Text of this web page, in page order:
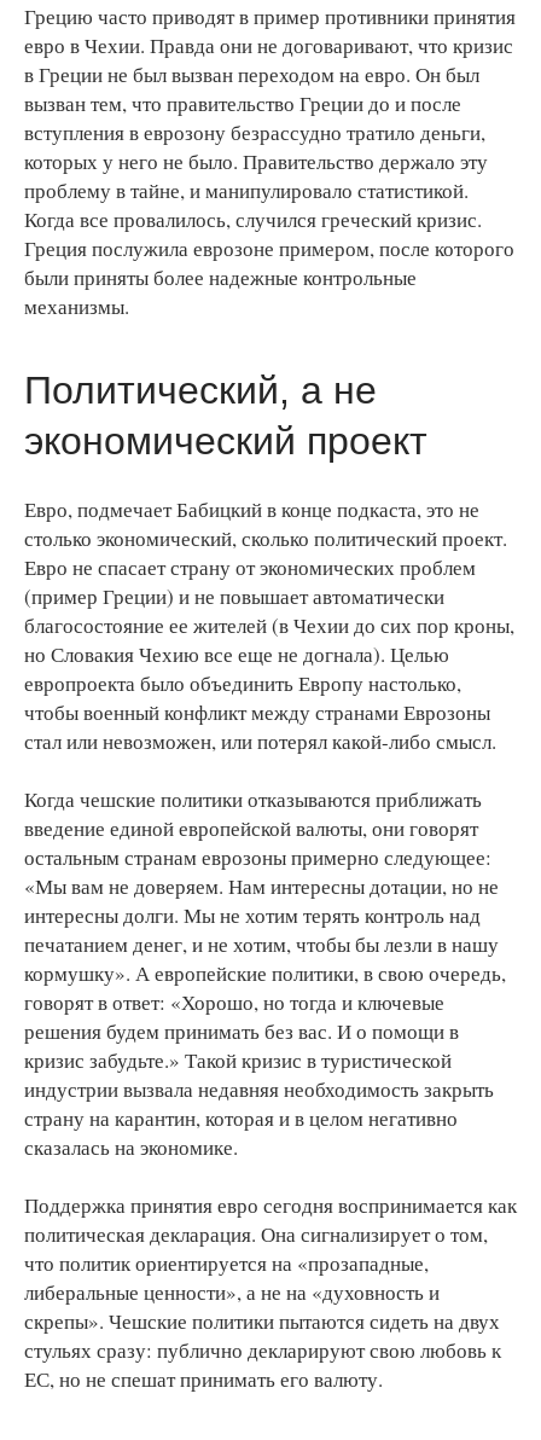
Грецию часто приводят в пример противники принятия
евро в Чехии. Правда они не договаривают, что кризис
в Греции не был вызван переходом на евро. Он был
вызван тем, что правительство Греции до и после
вступления в еврозону безрассудно тратило деньги,
которых у него не было. Правительство держало эту
проблему в тайне, и манипулировало статистикой.
Когда все провалилось, случился греческий кризис.
Греция послужила еврозоне примером, после которого
были приняты более надежные контрольные
механизмы.
Политический, а не
экономический проект
Евро, подмечает Бабицкий в конце подкаста, это не
столько экономический, сколько политический проект.
Евро не спасает страну от экономических проблем
(пример Греции) и не повышает автоматически
благосостояние ее жителей (в Чехии до сих пор кроны,
но Словакия Чехию все еще не догнала). Целью
европроекта было объединить Европу настолько,
чтобы военный конфликт между странами Еврозоны
стал или невозможен, или потерял какой-либо смысл.
Когда чешские политики отказываются приближать
введение единой европейской валюты, они говорят
остальным странам еврозоны примерно следующее:
«Мы вам не доверяем. Нам интересны дотации, но не
интересны долги. Мы не хотим терять контроль над
печатанием денег, и не хотим, чтобы бы лезли в нашу
кормушку». А европейские политики, в свою очередь,
говорят в ответ: «Хорошо, но тогда и ключевые
решения будем принимать без вас. И о помощи в
кризис забудьте.» Такой кризис в туристической
индустрии вызвала недавняя необходимость закрыть
страну на карантин, которая и в целом негативно
сказалась на экономике.
Поддержка принятия евро сегодня воспринимается как
политическая декларация. Она сигнализирует о том,
что политик ориентируется на «прозападные,
либеральные ценности», а не на «духовность и
скрепы». Чешские политики пытаются сидеть на двух
стульях сразу: публично декларируют свою любовь к
ЕС, но не спешат принимать его валюту.